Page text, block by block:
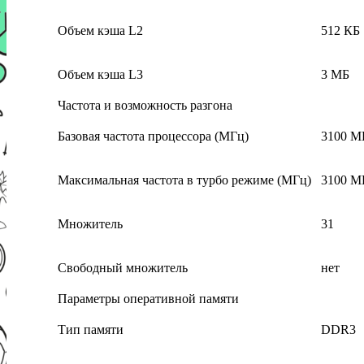
Объем кэша L2 512 КБ
Объем кэша L3 3 МБ
Частота и возможность разгона
Базовая частота процессора (МГц) 3100
Максимальная частота в турбо режиме (МГц) 3100
Множитель 31
Свободный множитель нет
Параметры оперативной памяти
Тип памяти DDR3